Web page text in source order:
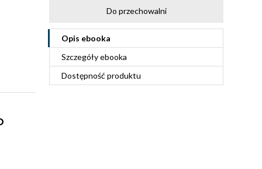
Do przechowalni
Opis ebooka
Szczegółyebooka
Dostępność produktu